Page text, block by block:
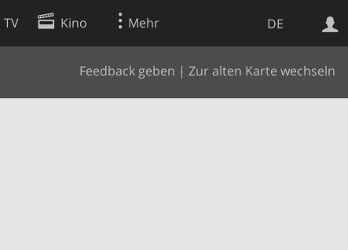
DE
TV Kino Mehr
Feedback geben | Zur alten Karte wechseln
Websuche